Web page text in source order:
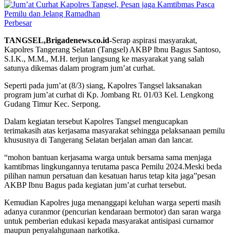
Perbesar
TANGSEL,Brigadenews.co.id-Serap aspirasi masyarakat,
Kapolres Tangerang Selatan (Tangsel) AKBP Ibnu Bagus Santoso,
S.I.K., M.M., M.H. terjun langsung ke masyarakat yang salah
satunya dikemas dalam program jum’at curhat.
Seperti pada jum’at (8/3) siang, Kapolres Tangsel laksanakan
program jum’at curhat di Kp. Jombang Rt. 01/03 Kel. Lengkong
Gudang Timur Kec. Serpong.
Dalam kegiatan tersebut Kapolres Tangsel mengucapkan
terimakasih atas kerjasama masyarakat sehingga pelaksanaan pemilu
khususnya di Tangerang Selatan berjalan aman dan lancar.
“mohon bantuan kerjasama warga untuk bersama sama menjaga
kamtibmas lingkungannya terutama pasca Pemilu 2024.Meski beda
pilihan namun persatuan dan kesatuan harus tetap kita jaga”pesan
AKBP Ibnu Bagus pada kegiatan jum’at curhat tersebut.
Kemudian Kapolres juga menanggapi keluhan warga seperti masih
adanya curanmor (pencurian kendaraan bermotor) dan saran warga
untuk pemberian edukasi kepada masyarakat antisipasi curnamor
maupun penyalahgunaan narkotika.